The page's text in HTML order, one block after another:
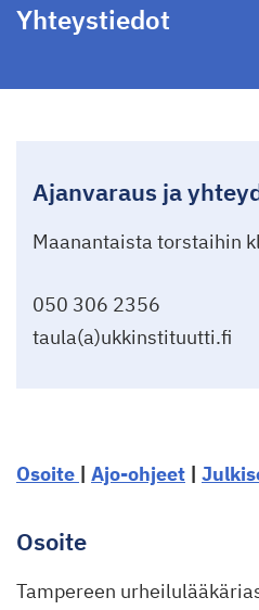
Yhteystiedot
Ajanvaraus ja
Maanantaista torstaihin
050 306 2356
taula(a)ukkinstituutti.fi
Osoite | Ajo-ohjeet |
Osoite
Tampereen